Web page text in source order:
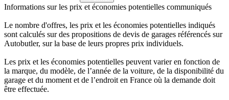
Informations sur les prix et économies potentielles communiqués
Le nombre d'offres, les prix et les économies potentielles indiqués
sont calculés sur des propositions de devis de garages référencés sur
Autobutler, sur la base de leurs propres prix individuels.
Les prix et les économies potentielles peuvent varier en fonction de
la marque, du modèle, de l’année de la voiture, de la disponibilité du
garage et du moment et de l’endroit en France où la demande doit
être effectuée.